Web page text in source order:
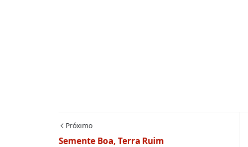
Próximo
Semente Boa, Terra Ruim